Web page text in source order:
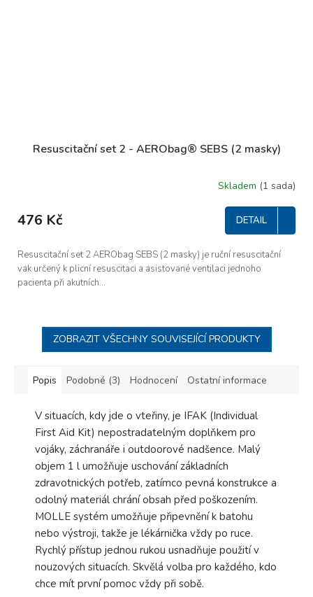
Resuscitační set 2 - AERObag® SEBS (2 masky)
Skladem (1 sada)
476 Kč DETAIL
Resuscitační set 2 AERObag SEBS (2 masky) je ruční resuscitační
vak určený k plicní resuscitaci a asistované ventilaci jednoho
pacienta při akutních...
ZOBRAZIT VŠECHNY SOUVISEJÍCÍ PRODUKTY
Popis Podobné (3) Hodnocení Ostatní informace
V situacích, kdy jde o vteřiny, je IFAK (Individual
First Aid Kit) nepostradatelným doplňkem pro
vojáky, záchranáře i outdoorové nadšence. Malý
objem 1 l umožňuje uschování základních
zdravotnických potřeb, zatímco pevná konstrukce a
odolný materiál chrání obsah před poškozením.
MOLLE systém umožňuje připevnění k batohu
nebo výstroji, takže je lékárnička vždy po ruce.
Rychlý přístup jednou rukou usnadňuje použití v
nouzových situacích. Skvělá volba pro každého, kdo
chce mít první pomoc vždy při sobě.